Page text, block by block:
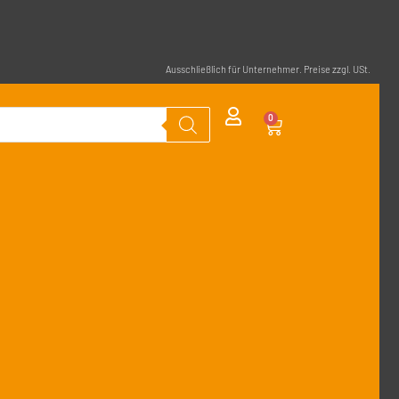
Ausschließlich für Unternehmer. Preise zzgl. USt.
0